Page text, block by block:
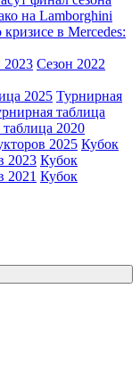
на Lamborghini
кризисе в Mercedes:
2023 Сезон 2022
2025 Турнирная
таблица
2020
2025 Кубок
2023 Кубок
2021 Кубок